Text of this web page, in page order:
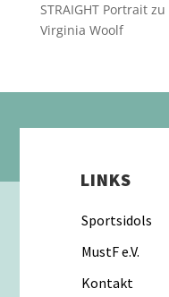
STRAIGHT Portraitzu
Virginia Woolf
LINKS
Sportsidols
MustF e.V.
Kontakt